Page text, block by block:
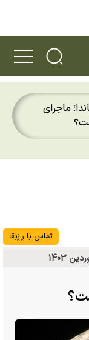
ماجرای
تماس با رازبقا